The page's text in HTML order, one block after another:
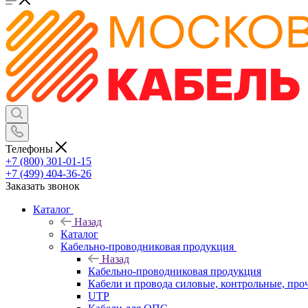
Телефоны
+7 (800) 301-01-15
+7 (499) 404-36-26
Заказать звонок
Каталог
Назад
Каталог
Кабельно-проводниковая продукция
Назад
Кабельно-проводниковая продукция
Кабели и провода силовые, контрольные,
UTP